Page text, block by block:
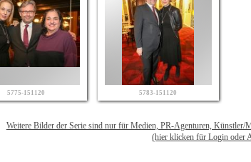
5775-151120 5783-151120
Weitere Bilder der Serie sind nur für Medien, PR-Agenturen, Künstler/
(hier klicken für Login oder